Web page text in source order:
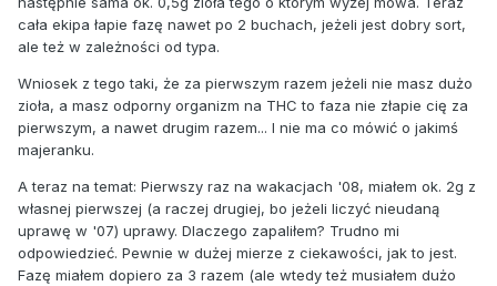
cała ekipa łapie fazę nawet po 2 buchach, jeżeli jest dobry sort,
ale też w zależności od typa.
Wniosek z tego taki, że za pierwszym razem jeżeli nie masz dużo
zioła, a masz odporny organizm na THC to faza nie złapie cię za
pierwszym, a nawet drugim razem... I nie ma co mówić o jakimś
majeranku.
A teraz na temat: Pierwszy raz na wakacjach '08, miałem ok. 2g z
własnej pierwszej (a raczej drugiej, bo jeżeli liczyć nieudaną
uprawę w '07) uprawy. Dlaczego zapaliłem? Trudno mi
odpowiedzieć. Pewnie w dużej mierze z ciekawości, jak to jest.
Fazę miałem dopiero za 3 razem (ale wtedy też musiałem dużo